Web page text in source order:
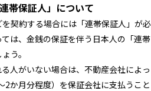
帯保証人」について
契約する場合には「連帯保証人」が必
は、金銭の保証を伴う日本人の「連帯
う。
人がいない場合は、不動産会社によっ
2か月分程度）を保証会社に支払うこと